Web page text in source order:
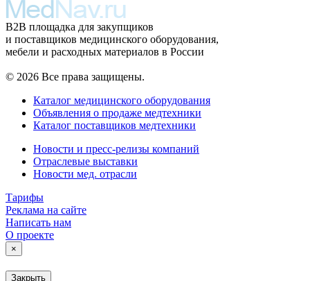
B2B площадка для закупщиков
и поставщиков медицинского оборудования,
мебели и расходных материалов в России
© 2026 Все права защищены.
Каталог медицинского оборудования
Объявления о продаже медтехники
Каталог поставщиков медтехники
Новости и пресс-релизы компаний
Отраслевые выставки
Новости мед. отрасли
Тарифы
Реклама на сайте
Написать нам
О проекте
×
Закрыть